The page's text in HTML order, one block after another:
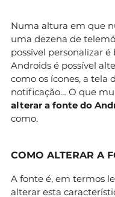
Numa altura em que
uma dezena de
possível personalizar
Androids é possível
como os ícones, a tela
notificação… O que
alterar a fonte do
como.
COMO ALTERAR A
A fonte é, em termos
alterar esta